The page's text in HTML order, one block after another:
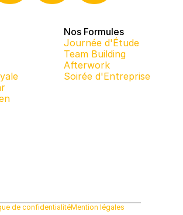
Nos Formules
Journée d'Étude
Team Building
Afterwork
Soirée d'Entreprise
de confidentialitéMention légales